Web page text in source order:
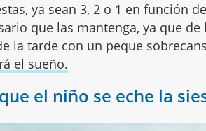
ya sean 3, 2 o 1 en función
que las mantenga, ya que
la tarde con un peque
el sueño.
el niño se eche la